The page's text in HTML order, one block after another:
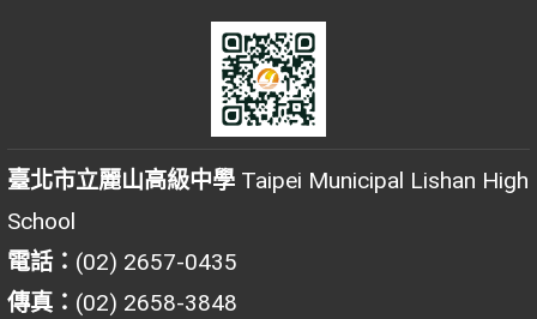
臺北市立麗山高級中學 Taipei Municipal Lishan High
School
電話： (02) 2657-0435
傳真： (02) 2658-3848